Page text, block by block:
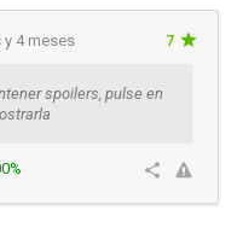
y 4 meses 7
spoilers, pulse en